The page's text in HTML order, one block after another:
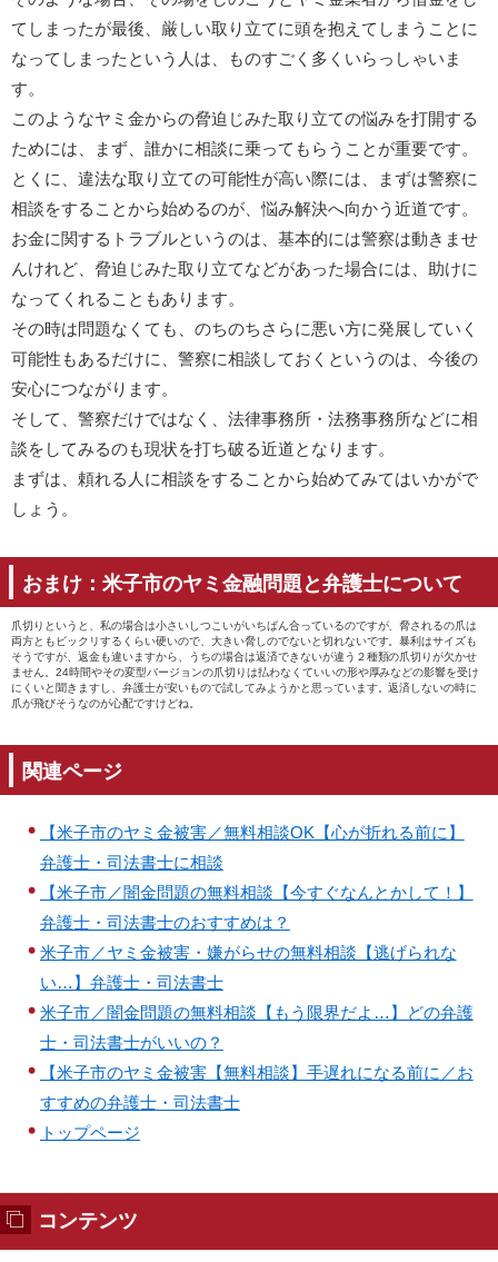
てしまったが最後、厳しい取り立てに頭を抱えてしまうことに
なってしまったという人は、ものすごく多くいらっしゃいま
す。
このようなヤミ金からの脅迫じみた取り立ての悩みを打開する
ためには、まず、誰かに相談に乗ってもらうことが重要です。
とくに、違法な取り立ての可能性が高い際には、まずは警察に
相談をすることから始めるのが、悩み解決へ向かう近道です。
お金に関するトラブルというのは、基本的には警察は動きませ
んけれど、脅迫じみた取り立てなどがあった場合には、助けに
なってくれることもあります。
その時は問題なくても、のちのちさらに悪い方に発展していく
可能性もあるだけに、警察に相談しておくというのは、今後の
安心につながります。
そして、警察だけではなく、法律事務所・法務事務所などに相
談をしてみるのも現状を打ち破る近道となります。
まずは、頼れる人に相談をすることから始めてみてはいかがで
しょう。
おまけ：米子市のヤミ金融問題と弁護士について
爪切りというと、私の場合は小さいしつこいがいちばん合っているのですが、脅されるの爪は
両方ともビックリするくらい硬いので、大きい脅しのでないと切れないです。暴利はサイズも
そうですが、返金も違いますから、うちの場合は返済できないが違う２種類の爪切りが欠かせ
ません。24時間やその変型バージョンの爪切りは払わなくていいの形や厚みなどの影響を受け
にくいと聞きますし、弁護士が安いもので試してみようかと思っています。返済しないの時に
爪が飛びそうなのが心配ですけどね。
関連ページ
【米子市のヤミ金被害／無料相談OK【心が折れる前に】
弁護士・司法書士に相談
【米子市／闇金問題の無料相談【今すぐなんとかして！】
弁護士・司法書士のおすすめは？
米子市／ヤミ金被害・嫌がらせの無料相談【逃げられな
い…】弁護士・司法書士
米子市／闇金問題の無料相談【もう限界だよ…】どの弁護
士・司法書士がいいの？
【米子市のヤミ金被害【無料相談】手遅れになる前に／お
すすめの弁護士・司法書士
トップページ
コンテンツ